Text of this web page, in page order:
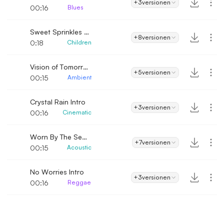
00:16
Blues
+3versionen
Sweet Sprinkles Intro
0:18
Children
+8versionen
Vision of Tomorrow Intro
00:15
Ambient
+5versionen
Crystal Rain Intro
00:16
Cinematic
+3versionen
Worn By The Seasons Intro
00:15
Acoustic
+7versionen
No Worries Intro
00:16
Reggae
+3versionen